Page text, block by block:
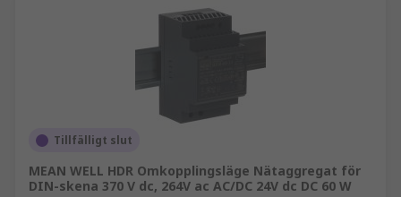
Tillfälligt slut
MEAN WELL HDR Omkopplingsläge Nätaggregat för
DIN-skena 370 V dc, 264V ac AC/DC 24V dc DC 60 W